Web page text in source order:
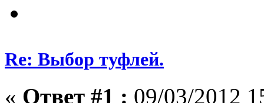
Re: Выбор туфлей.
« Ответ #1 : 09/03/2012